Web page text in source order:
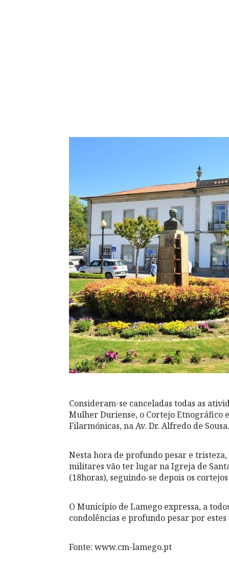
Consideram-se canceladas todas as
Mulher Duriense, o Cortejo Etnográfico
Filarmónicas, na Av. Dr. Alfredo de Sousa.
Nesta hora de profundo pesar e
militares vão ter lugar na Igreja de
(18horas), seguindo-se depois os
O Município de Lamego expressa, a
condolências e profundo pesar por
Fonte: www.cm-lamego.pt